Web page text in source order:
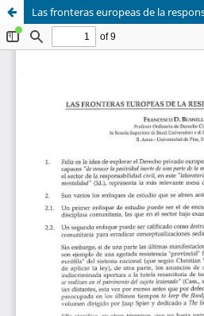
Las fronteras europeas de la